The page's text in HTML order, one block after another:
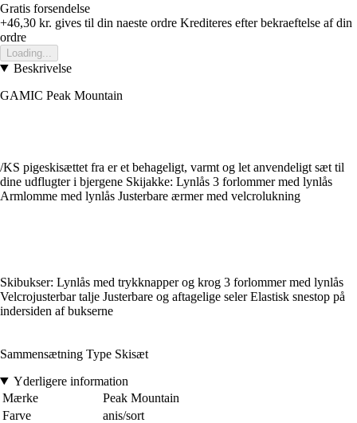
Gratis forsendelse
+46,30 kr. gives til din naeste ordre Krediteres efter bekraeftelse af din
ordre
Loading...
Beskrivelse
GAMIC Peak Mountain
/KS pigeskisættet fra er et behageligt, varmt og let anvendeligt sæt til
dine udflugter i bjergene Skijakke: Lynlås 3 forlommer med lynlås
Armlomme med lynlås Justerbare ærmer med velcrolukning
Skibukser: Lynlås med trykknapper og krog 3 forlommer med lynlås
Velcrojusterbar talje Justerbare og aftagelige seler Elastisk snestop på
indersiden af bukserne
Sammensætning Type Skisæt
Yderligere information
Mærke
Peak Mountain
Farve
anis/sort